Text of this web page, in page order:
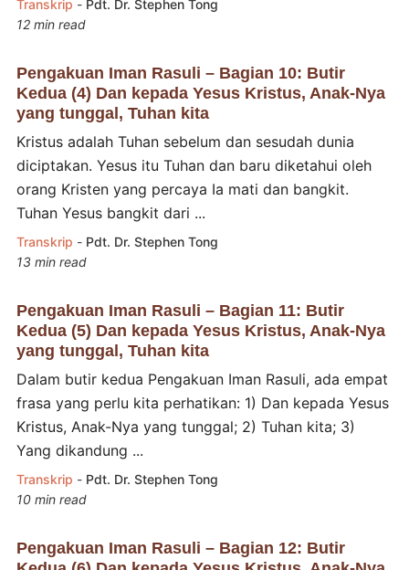
Transkrip - Pdt. Dr. Stephen Tong
12 min read
Pengakuan Iman Rasuli – Bagian 10: Butir
Kedua (4) Dan kepada Yesus Kristus, Anak-Nya
yang tunggal, Tuhan kita
Kristus adalah Tuhan sebelum dan sesudah dunia
diciptakan. Yesus itu Tuhan dan baru diketahui oleh
orang Kristen yang percaya Ia mati dan bangkit.
Tuhan Yesus bangkit dari ...
Transkrip - Pdt. Dr. Stephen Tong
13 min read
Pengakuan Iman Rasuli – Bagian 11: Butir
Kedua (5) Dan kepada Yesus Kristus, Anak-Nya
yang tunggal, Tuhan kita
Dalam butir kedua Pengakuan Iman Rasuli, ada empat
frasa yang perlu kita perhatikan: 1) Dan kepada Yesus
Kristus, Anak-Nya yang tunggal; 2) Tuhan kita; 3)
Yang dikandung ...
Transkrip - Pdt. Dr. Stephen Tong
10 min read
Pengakuan Iman Rasuli – Bagian 12: Butir